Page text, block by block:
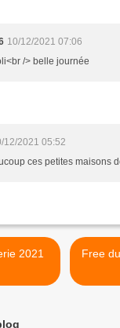
10/12/2021 07:06
/> belle journée
12/2021 05:52
ces petites maisons
2021
Free